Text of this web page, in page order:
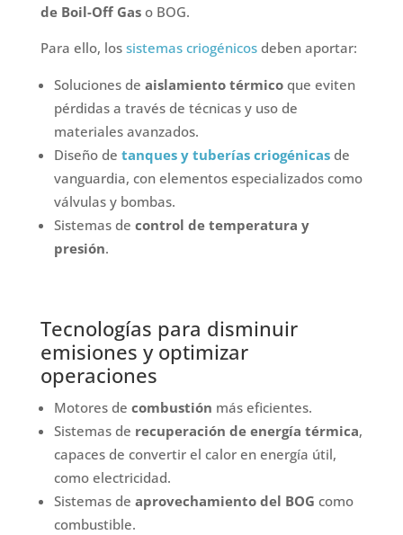
de Boil-Off Gaso BOG.
Para ello, los sistemas criogénicosdeben aportar:
Soluciones de aislamiento térmicoque eviten
pérdidas a través de técnicas y uso de
materiales avanzados.
Diseño de tanques y tuberías criogénicas de
vanguardia, con elementos especializados como
válvulas y bombas.
Sistemas de control de temperatura y
presión.
Tecnologías para disminuir
emisiones y optimizar
operaciones
Motores de combustión más eficientes.
Sistemas de recuperación de energía térmica,
capaces de convertir el calor en energía útil,
como electricidad.
Sistemas de aprovechamiento del BOG como
combustible.